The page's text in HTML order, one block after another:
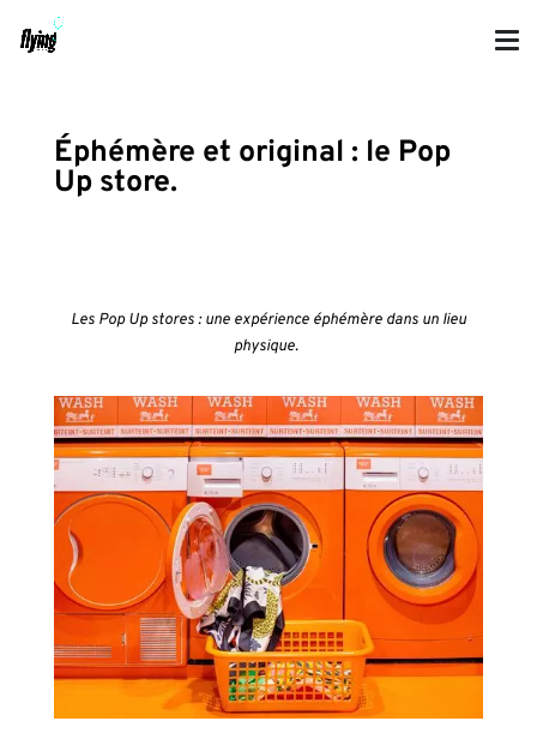
Éphémère et original : le Pop
Up store.
Les Pop Up stores : une expérience éphémère dans un lieu
physique.